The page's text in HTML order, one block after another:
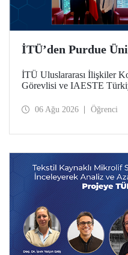
İTÜ’den Purdue
İTÜ Uluslararası İlişkiler
Görevlisi ve IAESTE
Temmuz tarihlerinde
06 Ağu 2026 Öğrenci